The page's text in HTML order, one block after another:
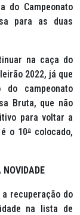
do Campeonato
para as duas
na caça do
2022, já que
campeonato
Bruta, que não
para voltar a
o 10ªcolocado,
recuperação do
na lista de